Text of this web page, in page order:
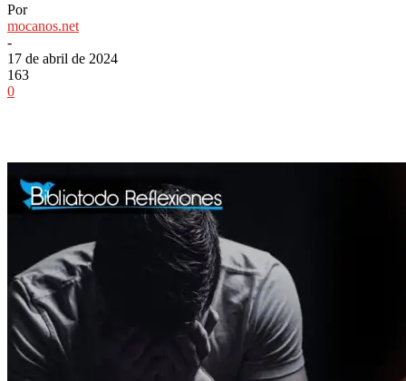
Por
mocanos.net
-
17 de abril de 2024
163
0